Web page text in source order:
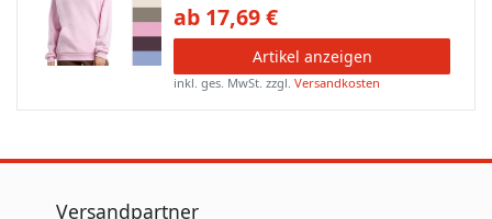
ab 17,69 €
Artikel anzeigen
inkl. ges. MwSt. zzgl.Versandkosten
Versandpartner